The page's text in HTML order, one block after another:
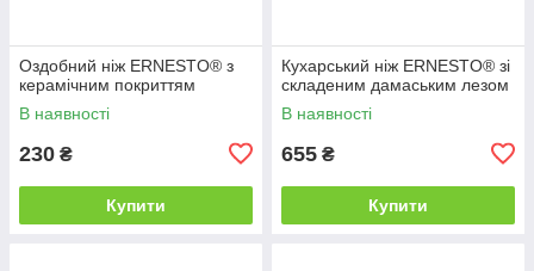
Оздобний ніж ERNESTO® з
керамічним покриттям
В наявності
230 ₴
Купити
Кухарський ніж ERNESTO® зі
складеним дамаським лезом
В наявності
655 ₴
Купити